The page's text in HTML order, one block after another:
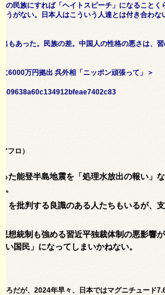
の民族にすれば「ヘイトスピーチ」になることく
うがない。日本人はこういう人達とは付き合わな
もあった。民族の差。中国人の性格の悪さは、
6000万円拠出 呉外相「ニッポン頑張って」＞
フロ）
た能登半島地震を「処理水放出の報い」
を批判する良識のある人たちもいるが、
想統制も強める習近平独裁体制の悪影響
国民」になってしまいかねない。
ろだが、2024年早々、日本ではマグニチュード